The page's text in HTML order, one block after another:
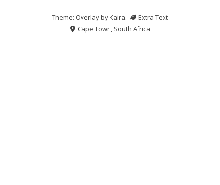
Theme: Overlay byKaira.
Extra Text
Cape Town, South Africa